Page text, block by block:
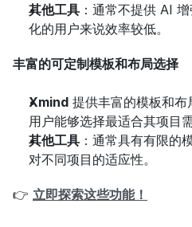
其他工具 ：通常不提供 AI
化的用户来说效率较低。
丰富的可定制模板和布局选择
Xmind 提供丰富的模板和
用户能够选择最适合其项目
其他工具 ：通常具有有限的
对不同项目的适应性。
👉 立即探索这些功能！